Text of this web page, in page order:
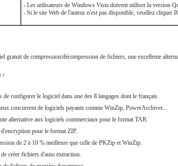
- Les utilisateurs de Windows Vista doivent utiliser la version
- Si le site Web de l'auteur n'est pas disponible, veuillez cliquer
gratuit de compression/décompression de fichiers, une excellente
:
de configurer le logiciel dans une des 8 langages dont le français.
concurrent de logiciels payants comme WinZip, PowerArchiver...
alternative aux logiciels commerciaux pour le format TAR.
pour le format ZIP.
de 2 à 10 % meilleure que celle de PKZip et WinZip.
créer fichiers d'auto extraction.